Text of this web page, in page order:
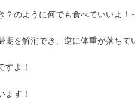
？のように何でも食べていいよ！
期を解消でき、逆に体重が落ちて
すよ！
ます！